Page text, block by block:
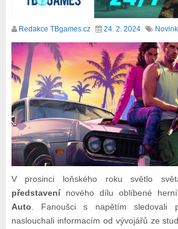
Redakce TBgames.cz 24. 2. 2024
V prosinci loňského roku světlo
představenínového dílu oblíbené
Auto. Fanoušci s napětím sledovali
naslouchali informacím od vývojářů ze